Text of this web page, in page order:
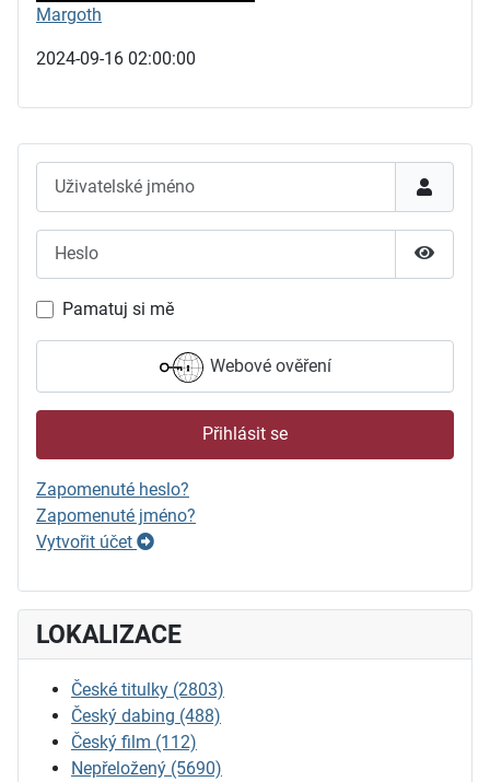
Pamatuj si mě
Webové ověření
Přihlásit se
Zapomenuté heslo?
Zapomenuté jméno?
Vytvořit účet
LOKALIZACE
České titulky (2803)
Český dabing (488)
Český film (112)
Nepřeložený (5690)
Margoth
2024-09-16 02:00:00